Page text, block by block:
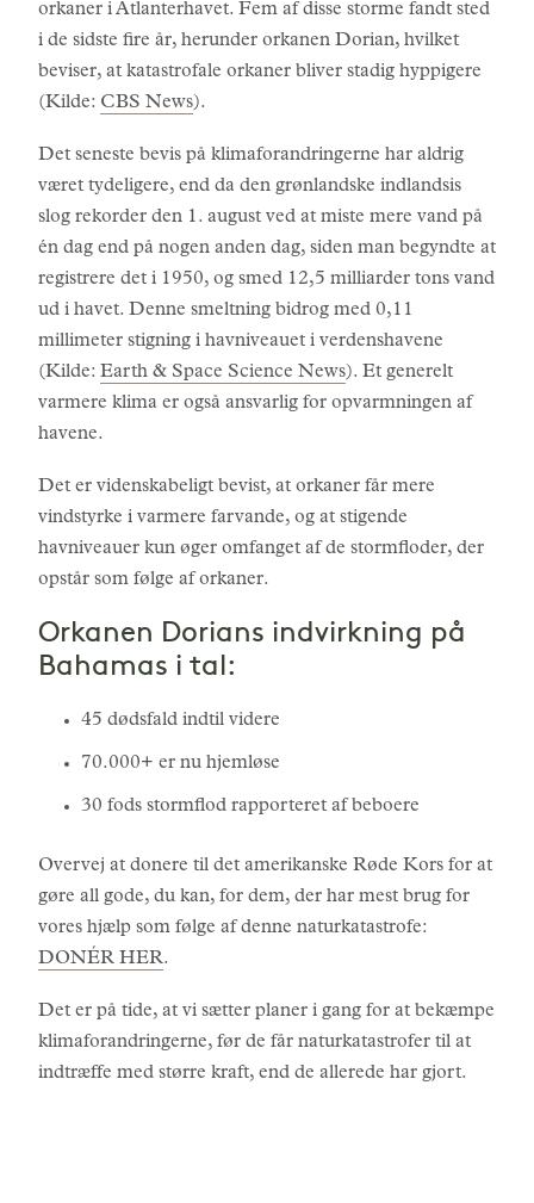
orkaner i Atlanterhavet. Fem af disse storme fandt sted
i de sidste fire år, herunder orkanen Dorian, hvilket
beviser, at katastrofale orkaner bliver stadig hyppigere
(Kilde: CBS News).
Det seneste bevis på klimaforandringerne har aldrig
været tydeligere, end da den grønlandske indlandsis
slog rekorder den 1. august ved at miste mere vand på
én dag end på nogen anden dag, siden man begyndte at
registrere det i 1950, og smed 12,5 milliarder tons vand
ud i havet. Denne smeltning bidrog med 0,11
millimeter stigning i havniveauet i verdenshavene
(Kilde: Earth & Space Science News). Et generelt
varmere klima er også ansvarlig for opvarmningen af
havene.
Det er videnskabeligt bevist, at orkaner får mere
vindstyrke i varmere farvande, og at stigende
havniveauer kun øger omfanget af de stormfloder, der
opstår som følge af orkaner.
Orkanen Dorians indvirkning på
Bahamas i tal:
45 dødsfald indtil videre
70.000+ er nu hjemløse
30 fods stormflod rapporteret af beboere
Overvej at donere til det amerikanske Røde Kors for at
gøre all gode, du kan, for dem, der har mest brug for
vores hjælp som følge af denne naturkatastrofe:
DONÉR HER.
Det er på tide, at vi sætter planer i gang for at bekæmpe
klimaforandringerne, før de får naturkatastrofer til at
indtræffe med større kraft, end de allerede har gjort.